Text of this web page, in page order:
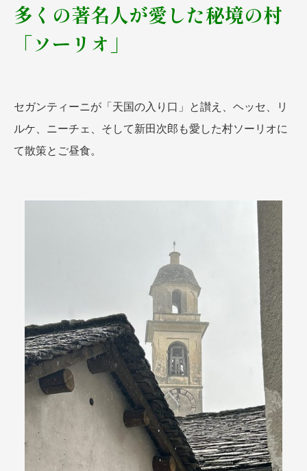
多くの著名人が愛した秘境の村
「ソーリオ」
セガンティーニが「天国の入り口」と讃え、ヘッセ、リ
ルケ、ニーチェ、そして新田次郎も愛した村ソーリオに
て散策とご昼食。